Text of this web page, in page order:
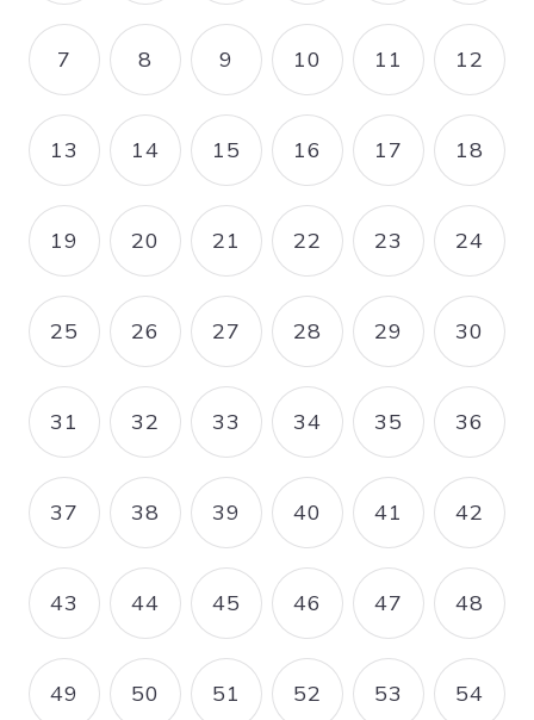
PAGE
7 PAGE
8 PAGE
9 PAGE
10 PAGE
11 PAGE
12
PAGE
13 PAGE
14 PAGE
15 PAGE
16 PAGE
17 PAGE
18
PAGE
19 PAGE
20 PAGE
21 PAGE
22 PAGE
23 PAGE
24
PAGE
25 PAGE
26 PAGE
27 PAGE
28 PAGE
29 PAGE
30
PAGE
31 PAGE
32 PAGE
33 PAGE
34 PAGE
35 PAGE
36
PAGE
37 PAGE
38 PAGE
39 PAGE
40 PAGE
41 PAGE
42
PAGE
43 PAGE
44 PAGE
45 PAGE
46 PAGE
47 PAGE
48
PAGE
49 PAGE
50 PAGE
51 PAGE
52 PAGE
53 PAGE
54